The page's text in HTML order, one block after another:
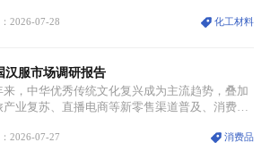
，行业长期维持寡头垄断的供应链格局彻底瓦
市”的供给真空，并沿高频覆铜板、PCB电路板向
务器、5G基站等高端电子终端持续传导，全产业
产、成本、交付均承受巨大压力。
2026-07-28 化工材料
汉服市场调研报告
来，中华优秀传统文化复兴成为主流趋势，叠加
产业复苏、直播电商等新零售渠道普及、消费群
再局限于传统节日、古风活动等小众场景，逐步
2026-07-27 消费品